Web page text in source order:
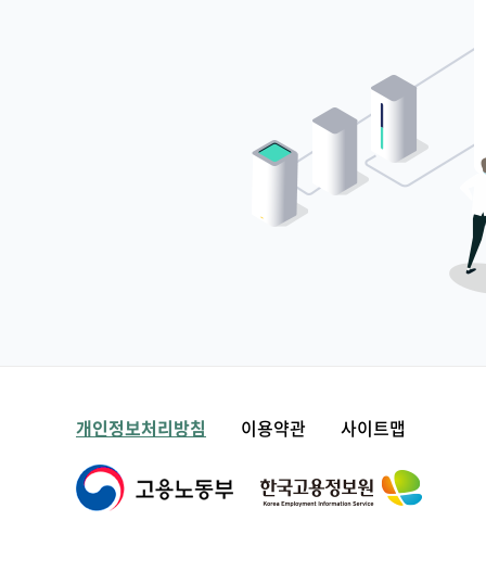
개인정보처리방침 이용약관 사이트맵